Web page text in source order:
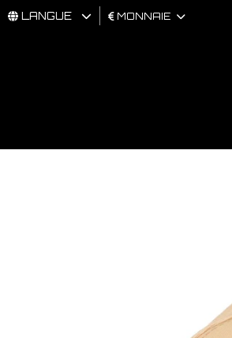
LANGUE MONNAIE